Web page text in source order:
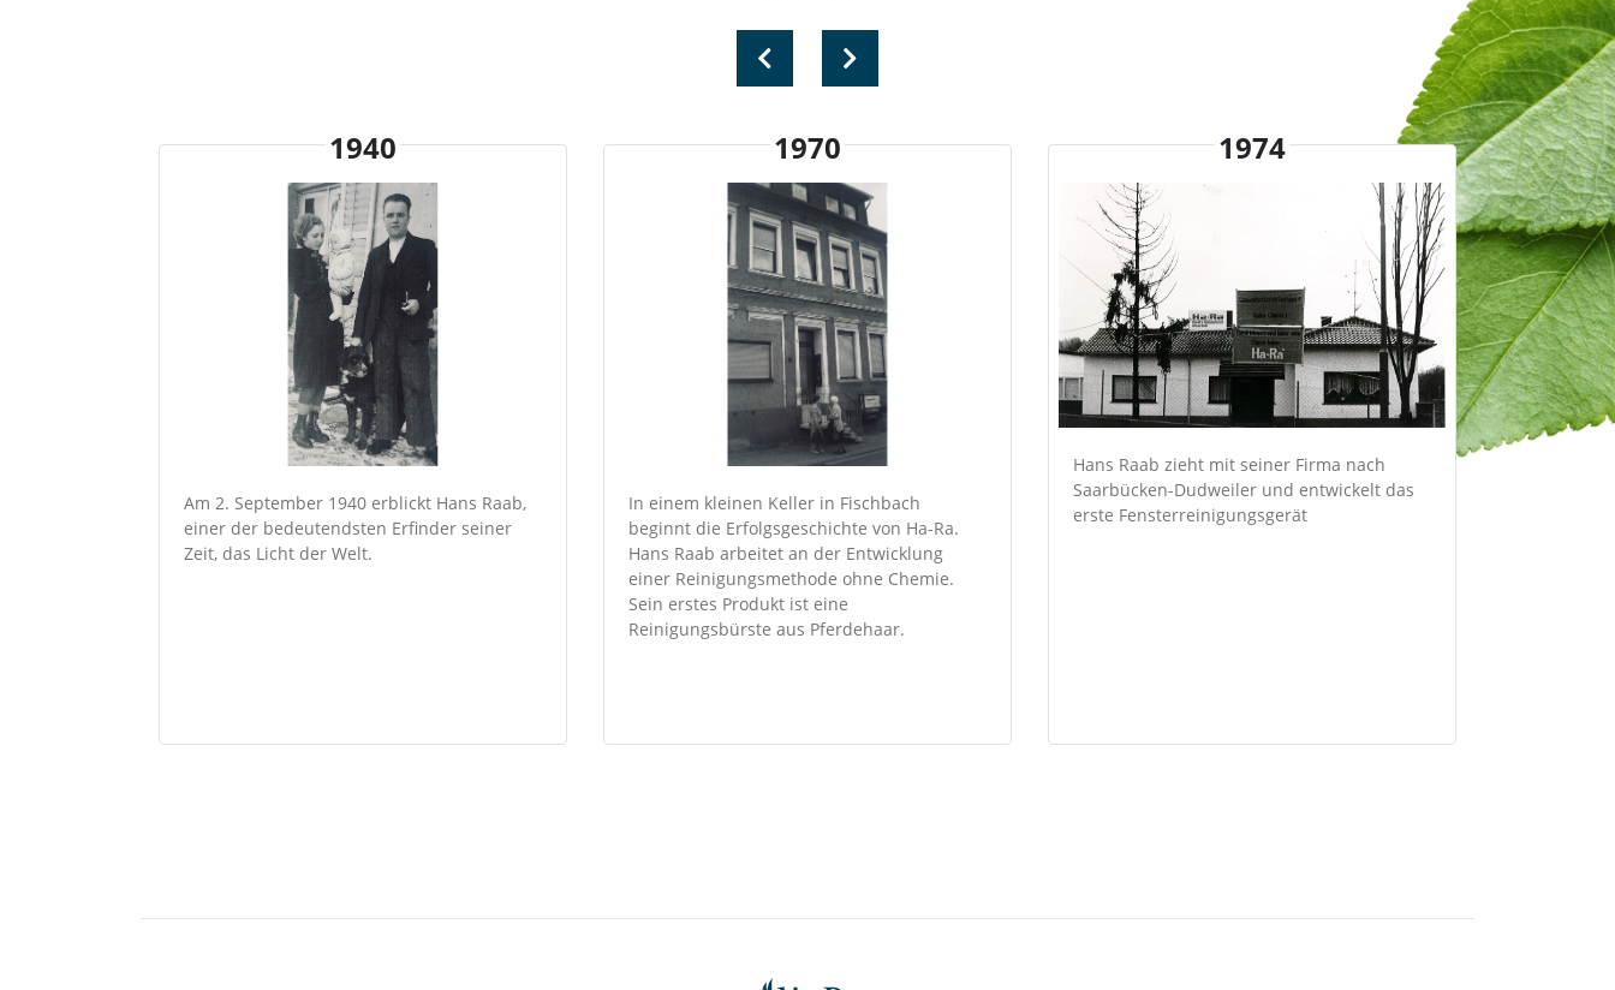
1940
Am 2. September 1940 erblickt Hans Raab,
einer der bedeutendsten Erfinder seiner
Zeit, das Licht der Welt.
1970
In einem kleinen Keller in Fischbach
beginnt die Erfolgsgeschichte von Ha-Ra.
Hans Raab arbeitet an der Entwicklung
einer Reinigungsmethode ohne Chemie.
Sein erstes Produkt ist eine
Reinigungsbürste aus Pferdehaar.
1974
Hans Raab zieht mit seiner Firma nach
Saarbücken-Dudweiler und entwickelt das
erste Fensterreinigungsgerät